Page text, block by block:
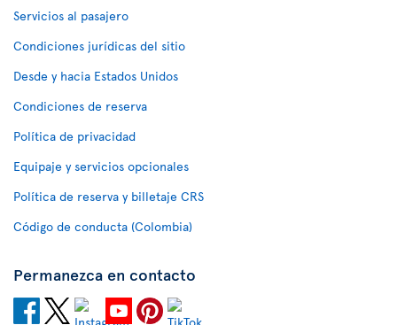
Servicios al pasajero
Condiciones jurídicas del sitio
Desde y hacia Estados Unidos
Condiciones de reserva
Política de privacidad
Equipaje y servicios opcionales
Política de reserva y billetaje CRS
Código de conducta (Colombia)
Permanezca en contacto